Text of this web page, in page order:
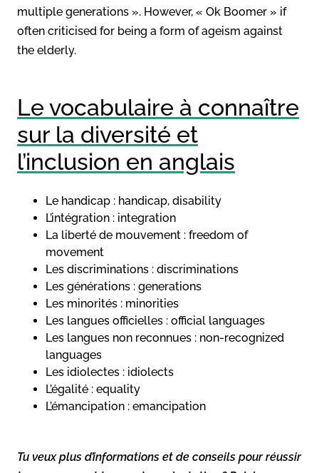
multiple generations ». However, « Ok Boomer » if
often criticised for being a form of ageism against
the elderly.
Le vocabulaire à connaître
sur la diversité et
l’inclusion en anglais
Le handicap : handicap, disability
L’intégration : integration
La liberté de mouvement : freedom of
movement
Les discriminations : discriminations
Les générations : generations
Les minorités : minorities
Les langues officielles : official languages
Les langues non reconnues : non-recognized
languages
Les idiolectes : idiolects
L’égalité : equality
L’émancipation : emancipation
Tu veux plus d’informations et de conseils pour réussir